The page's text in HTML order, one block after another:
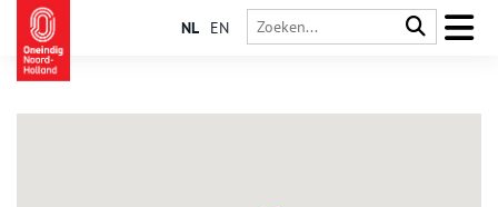
NL EN
Haarlem